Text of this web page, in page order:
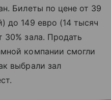
Билеты по цене от 39
до 149 евро (14 тысяч
30% зала. Продать
компании смогли
выбрали зал